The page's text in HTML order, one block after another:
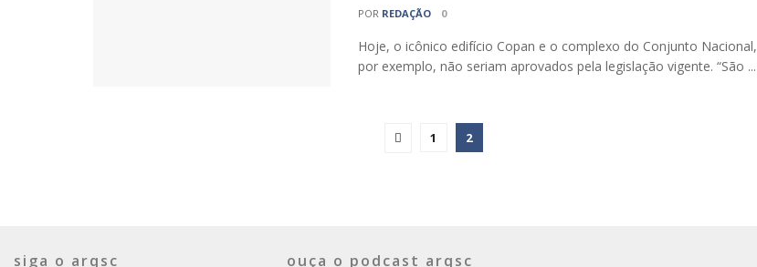
POR REDAÇÃO 0
Hoje, o icônico edifício Copan e o complexo do Conjunto Nacional,
por exemplo, não seriam aprovados pela legislação vigente. “São ...
1 2
siga o arqsc ouça o podcast arqsc